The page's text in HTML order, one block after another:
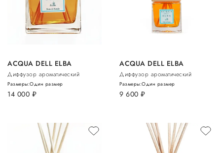
ACQUA DELL ELBA
Диффузор ароматический
14 000 руб.
Размеры:Один размер
ACQUA DELL ELBA
Диффузор ароматический
9 600 руб.
Размеры:Один размер